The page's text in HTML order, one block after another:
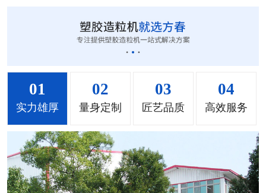
MS-200立式混色...
01
实力雄厚
02
量身定制
03
匠艺品质
04
高效服务